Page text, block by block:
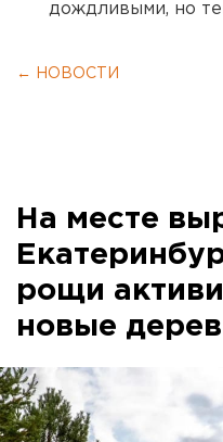
дождливыми, но
← НОВОСТИ
На месте
рощи
новые